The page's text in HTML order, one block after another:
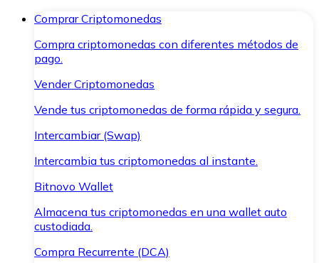
Comprar Criptomonedas
Compra criptomonedas con diferentes métodos de
pago.
Vender Criptomonedas
Vende tus criptomonedas de forma rápida y segura.
Intercambiar (Swap)
Intercambia tus criptomonedas al instante.
Bitnovo Wallet
Almacena tus criptomonedas en una wallet auto
custodiada.
Compra Recurrente (DCA)